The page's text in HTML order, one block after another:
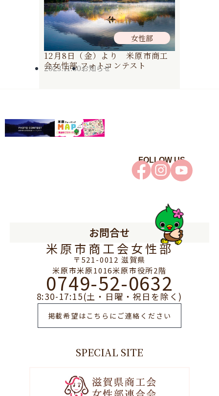
女性部
12月8日（金）より 米原市商工
会女性部 フォトコンテスト
2023.11.30お知らせ
FOLLOW US
お問合せ
米原市商工会女性部
〒521-0012 滋賀県
米原市米原1016米原市役所2階
0749-52-0632
8:30-17:15(土・日曜・祝日を除く)
掲載希望はこちらにご連絡ください
SPECIAL SITE